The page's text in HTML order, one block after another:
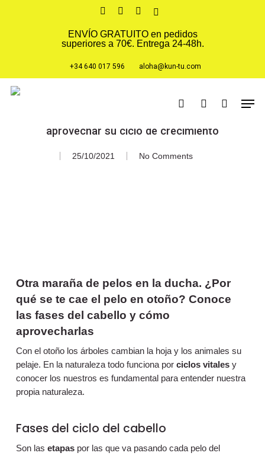
instagram
tiktok
ENVÍO GRATUITO en pedidos
superiores a 70€. Entrega 24-48h.
+34 640 017 596 aloha@kun-tu.com
search account
aprovechar su ciclo de crecimiento
25/10/2021 No Comments
Otra maraña de pelos en la ducha. ¿Por
qué se te cae el pelo en otoño? Conoce
las fases del cabello y cómo
aprovecharlas
Con el otoño los árboles cambian la hoja y los animales su
pelaje. En la naturaleza todo funciona porciclos vitales y
conocer los nuestros es fundamental para entender nuestra
propia naturaleza.
Fases del ciclo del cabello
Son lasetapas por las que va pasando cada pelo del